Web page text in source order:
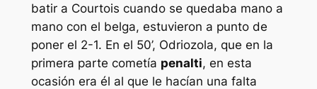
batir a Courtois cuando se quedaba mano a
mano con el belga, estuvieron a punto de
poner el 2-1. En el 50’, Odriozola, que en la
primera parte cometía penalti, en esta
ocasión era él al que le hacían una falta